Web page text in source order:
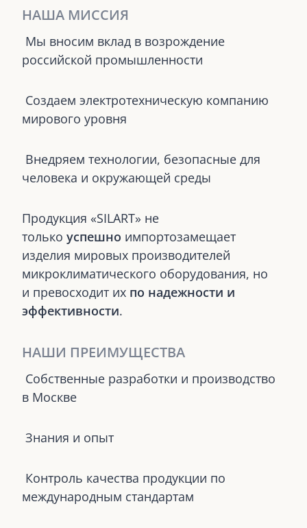
НАША МИССИЯ
Мы вносим вклад в возрождение
российской промышленности
Создаем электротехническую компанию
мирового уровня
Внедряем технологии, безопасные для
человека и окружающей среды
Продукция «SILART» не
только успешно импортозамещает
изделия мировых производителей
микроклиматического оборудования, но
и превосходит их по надежности и
эффективности.
НАШИ ПРЕИМУЩЕСТВА
Собственные разработки и производство
в Москве
Знания и опыт
Контроль качества продукции по
международным стандартам